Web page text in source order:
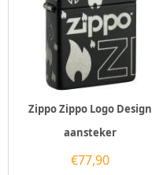
Zippo Zippo Logo Design
aansteker
€77,90